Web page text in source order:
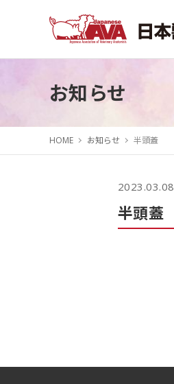
お知らせ
HOME お知らせ 半頭蓋
2023.03.08
半頭蓋